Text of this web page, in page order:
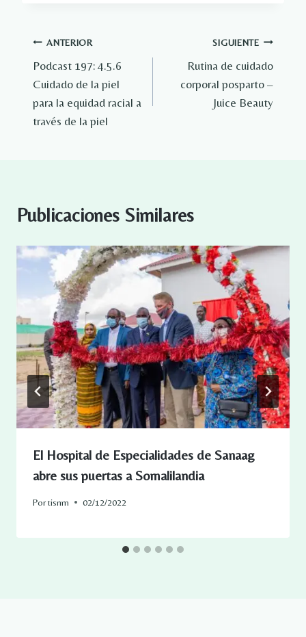
Navegación
de
entradas
ANTERIOR
Podcast 197: 4.5.6
Cuidado de la piel
para la equidad racial a
través de la piel
SIGUIENTE
Rutina de cuidado
corporal posparto –
Juice Beauty
Publicaciones Similares
El Hospital de Especialidades de Sanaag
abre sus puertas a Somalilandia
Portisnm 02/12/2022